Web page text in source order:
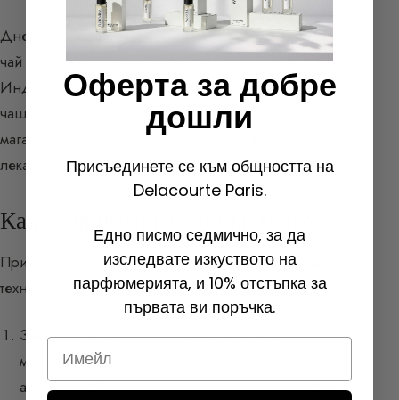
Днес чаят е напитка, съставена от подсладен черен
чай с добавка на подправки и топло мляко.
Индийците пият чай от сутрин до вечер — в малки
чашки, по всякакъв повод: за добре дошли, в
магазините, в железницата, при аюрведическите
лекари и т.н.
Как да приготвите добър Чай?
Приготвянето на добър чай изисква прецизна
техника:
Завирете водата с подправките за няколко
минути: няколко зърна пипер, 3 зърна кардамом,
а някои добавят канела, карамфил и понякога
Оферта за добре
дошли
Присъединете се към общността на
Delacourte Paris.
Едно писмо седмично, за да
изследвате изкуството на
парфюмерията, и 10% отстъпка за
първата ви поръчка.